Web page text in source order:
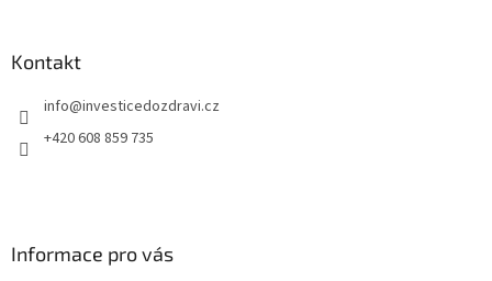
Kontakt
info@investicedozdravi.cz
+420 608 859 735
Informace pro vás